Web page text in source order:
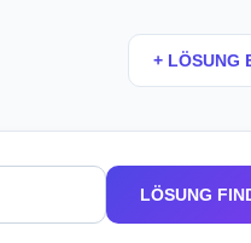
+ LÖSUNG
LÖSUNG